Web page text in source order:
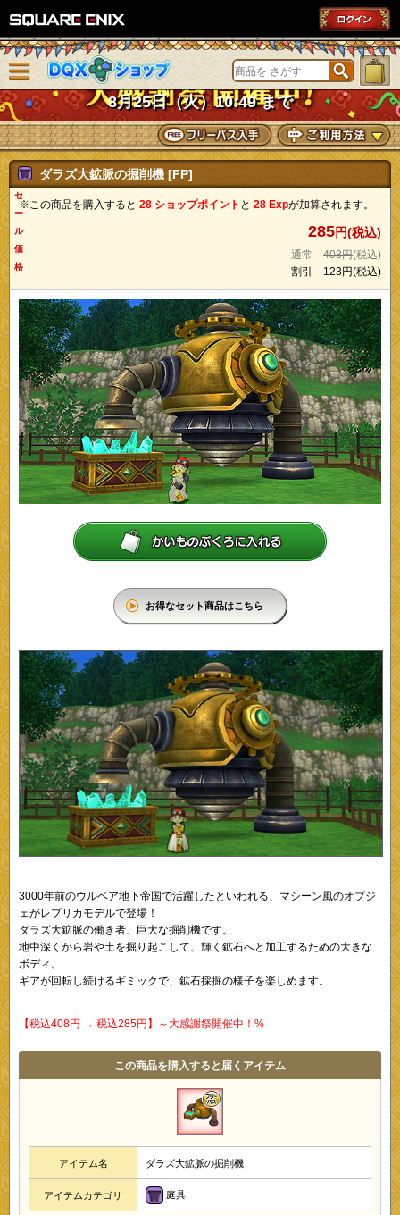
DQXショップ
8月25日（火）10:49 まで
ニューを閉じる
ダラズ大鉱脈の掘削機 [FP]
※この商品を購入すると 28 ショップポイント と 28 Expが加算されます。
セ
ー
ル
価
格
285円(税込)
通常 408円(税込)
割引 123円(税込)
お得なセット商品はこちら
3000年前のウルベア地下帝国で活躍したといわれる、マシーン風のオブジ
ェがレプリカモデルで登場！
ダラズ大鉱脈の働き者、巨大な掘削機です。
地中深くから岩や土を掘り起こして、輝く鉱石へと加工するための大きな
ボディ。
ギアが回転し続けるギミックで、鉱石採掘の様子を楽しめます。
【税込408円 → 税込285円】～大感謝祭開催中！%
この商品を購入すると届くアイテム
アイテム名 ダラズ大鉱脈の掘削機
アイテムカテゴリ 庭具